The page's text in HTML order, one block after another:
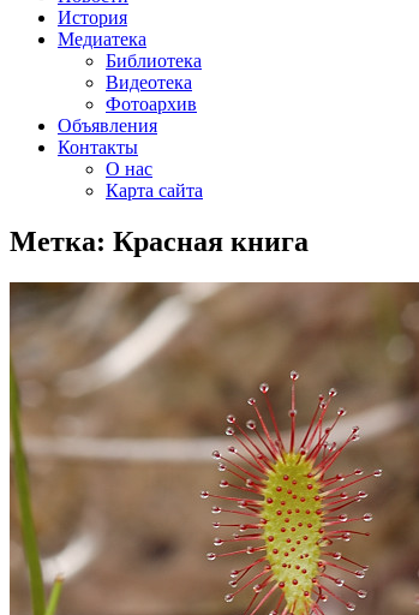
История
Медиатека
Библиотека
Видеотека
Фотоархив
Объявления
Контакты
О нас
Карта сайта
Метка: Красная книга